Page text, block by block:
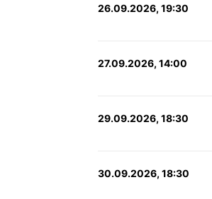
26.09.2026, 19:30
27.09.2026, 14:00
29.09.2026, 18:30
30.09.2026, 18:30